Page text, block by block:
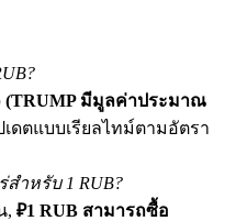
pool
(TRUMP มีมูลค่าประมาณ
ดตแบบเรียลไทม์ตามอัตรา
สำหรับ 1 RUB?
, ₽1 RUB สามารถซื้อ